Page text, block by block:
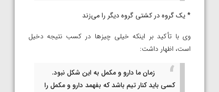
* یک گروه در کشتی گروه دیگر را می‌زند
وی با تأکید بر اینکه خیلی چیزها در کسب نتیجه دخیل
است، اظهار داشت:
زمان ما دارو و مکمل به این شکل نبود.
کسی باید کنار تیم باشد که بفهمد دارو و مکمل را